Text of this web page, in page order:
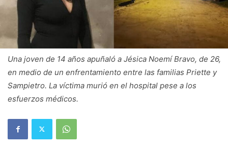
Una joven de 14 años apuñaló a Jésica Noemí Bravo, de 26,
en medio de un enfrentamiento entre las familias Priette y
Sampietro. La víctima murió en el hospital pese a los
esfuerzos médicos.